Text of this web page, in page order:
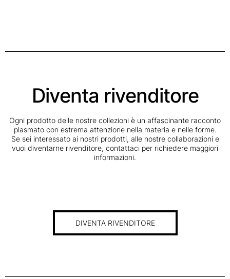
Diventa rivenditore
Ogni prodotto delle nostre collezioni è un affascinante racconto
plasmato con estrema attenzione nella materia e nelle forme.
Se sei interessato ai nostri prodotti, alle nostre collaborazioni e
vuoi diventarne rivenditore, contattaci per richiedere maggiori
informazioni.
DIVENTA RIVENDITORE